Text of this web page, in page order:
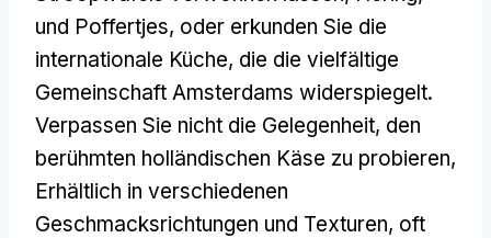
und Poffertjes, oder erkunden Sie die
internationale Küche, die die vielfältige
Gemeinschaft Amsterdams widerspiegelt.
Verpassen Sie nicht die Gelegenheit, den
berühmten holländischen Käse zu probieren,
Erhältlich in verschiedenen
Geschmacksrichtungen und Texturen, oft